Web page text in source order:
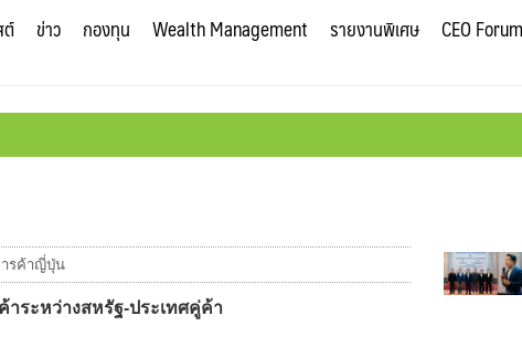
ข่าว กองทุน Wealth Management รายงานพิเศษ CEO Forum
รค้าญี่ปุ่น
ระหว่างสหรัฐ-ประเทศคู่ค้า